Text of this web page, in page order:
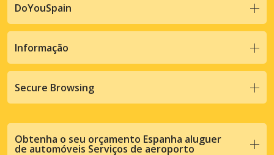
DoYouSpain
Informação
Secure Browsing
Obtenha o seu orçamento Espanha aluguer
de automóveis Serviços de aeroporto